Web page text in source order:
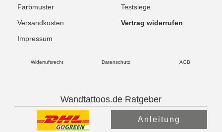
Farbmuster
Testsiege
Versandkosten
Vertrag widerrufen
Impressum
Widerrufsrecht Datenschutz AGB
Wandtattoos.de Ratgeber
Anleitung